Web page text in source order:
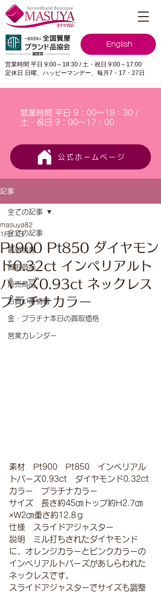
English
営業時間 平日 9:00～18:30 / 土・祝日 9:00～17:00
定休日 日曜、ハッピーマンデー、毎月7・17・27日
営業時間 平日 9：00～18：30 /
土・祝日 9：00～17：00
公式ホームページ
記事
全ての記事
最新情報
買取商品
販売商品
お買い得情報
金・プラチナ本日の買取価格
営業カレンダー
全ての記事
Pt900 Pt850 ダイヤモン
ド0.32ct インペリアルト
パーズ0.93ct ネックレス
プラチナカラー
masuya82
1月13日
素材　Pt900　Pt850　インペリアル
トパーズ0.93ct　ダイヤモンド0.32ct
カラー　プラチナカラー
サイズ　長さ約45㎝トップ約H2.7㎝
×W2㎝重さ約12.8ｇ
仕様　スライドアジャスター
説明　ミル打ちされたダイヤモンド
に、オレンジカラーとピンクカラーの
インペリアルトパーズがあしらわれた
ネックレスです。
スライドアジャスターでサイズも調整